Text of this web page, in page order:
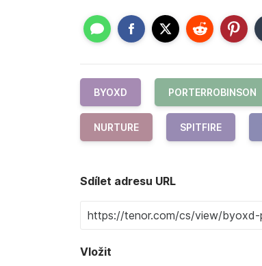
BYOXD PORTERROBINSON
NURTURE SPITFIRE
Sdílet adresu URL
Vložit